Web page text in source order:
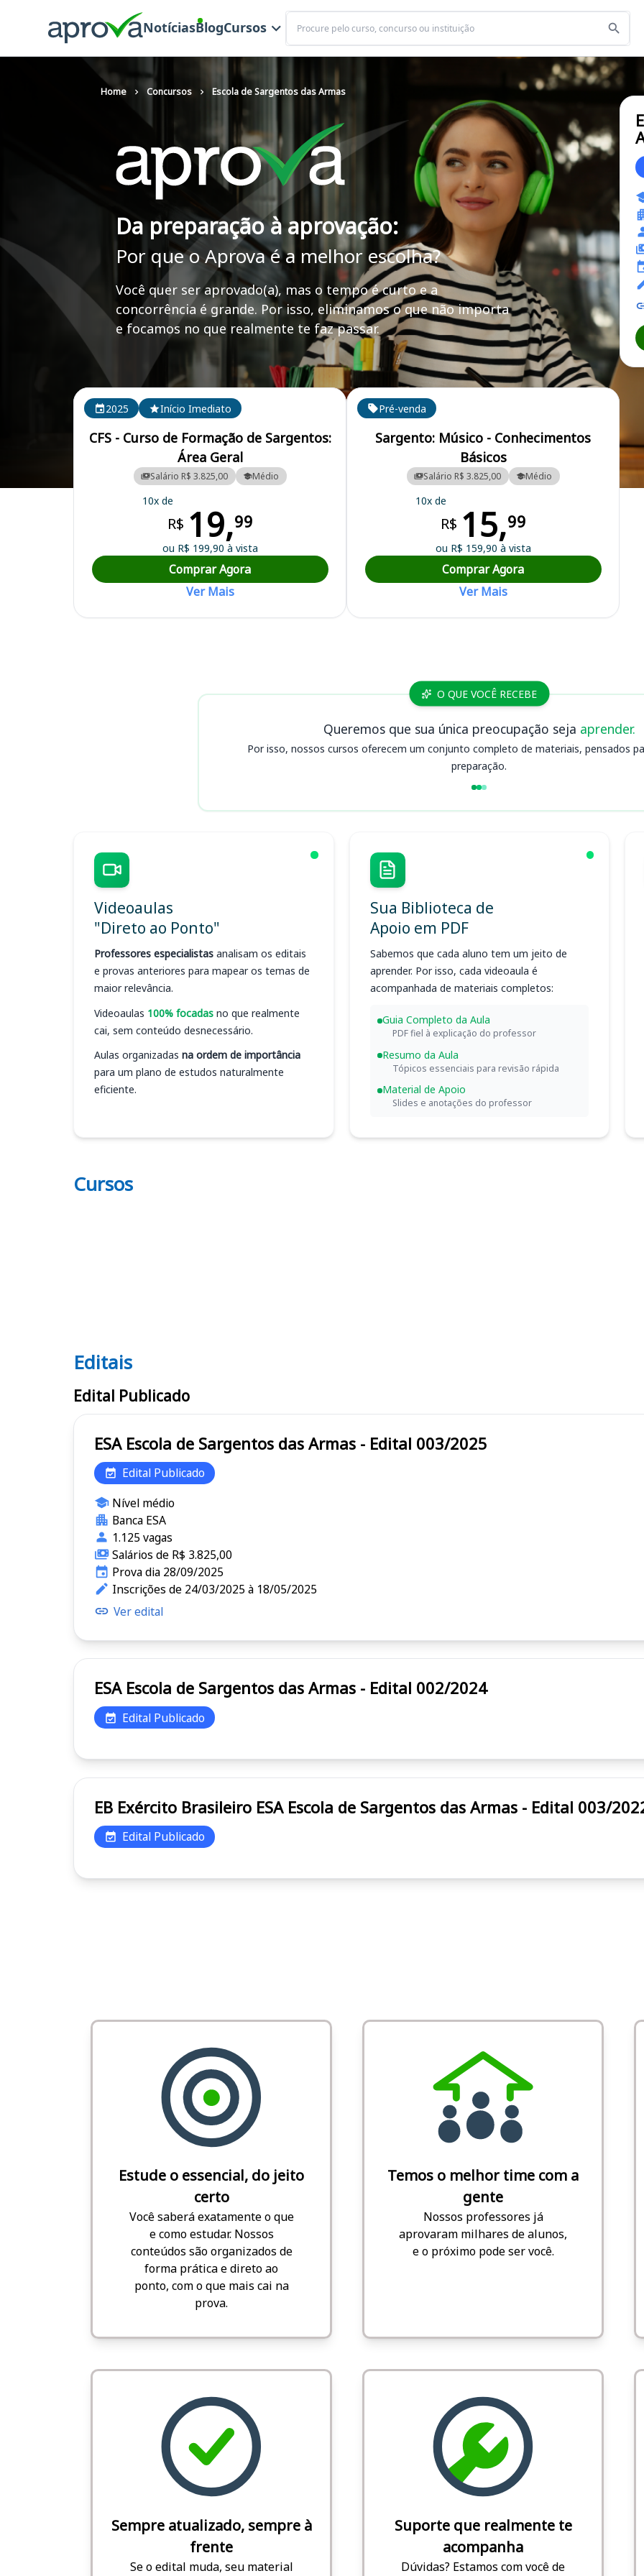
NotíciasBlogCursos
Buscar
Home Concursos Escola de Sargentos das Armas
Da preparação à aprovação:
Por que o Aprova é a melhor escolha?
Você quer ser aprovado(a), mas o tempo é curto e a
concorrência é grande. Por isso, eliminamos o que não importa
e focamos no que realmente te faz passar.
Curso Preparatório para o Concurso ESA - Escola de Sargentos das Armas
Cursos em destaque para passar no concurso ESA
2025
Início Imediato
CFS - Curso de Formação de Sargentos:
Área Geral
Salário R$ 3.825,00 Médio
10x de
R$ 19,99
ou R$ 199,90 à vista
Comprar Agora
Ver Mais
Pré-venda
Sargento: Músico - Conhecimentos
Básicos
Salário R$ 3.825,00 Médio
10x de
R$ 15,99
ou R$ 159,90 à vista
Comprar Agora
Ver Mais
O QUE VOCÊ RECEBE
Queremos que sua única preocupação seja aprender.
Por isso, nossos cursos oferecem um conjunto completo de materiais, pensados
preparação.
Videoaulas
"Direto ao Ponto"
Professores especialistas analisam os editais
e provas anteriores para mapear os temas de
maior relevância.
Videoaulas 100% focadas no que realmente
cai, sem conteúdo desnecessário.
Aulas organizadas na ordem de importância
para um plano de estudos naturalmente
eficiente.
Sua Biblioteca de
Apoio em PDF
Sabemos que cada aluno tem um jeito de
aprender. Por isso, cada videoaula é
acompanhada de materiais completos:
Guia Completo da Aula
PDF fiel à explicação do professor
Resumo da Aula
Tópicos essenciais para revisão rápida
Material de Apoio
Slides e anotações do professor
Cursos
Editais ESA
Editais
Edital Publicado
ESA Escola de Sargentos das Armas - Edital 003/2025
Edital Publicado
Nível médio
Banca ESA
1.125 vagas
Salários de R$ 3.825,00
Prova dia 28/09/2025
Inscrições de 24/03/2025 à 18/05/2025
Ver edital
ESA Escola de Sargentos das Armas - Edital 002/2024
Edital Publicado
EB Exército Brasileiro ESA Escola de Sargentos das Armas - Edital 003/
Edital Publicado
Estude o essencial, do jeito
certo
Você saberá exatamente o que
e como estudar. Nossos
conteúdos são organizados de
forma prática e direto ao
ponto, com o que mais cai na
prova.
Temos o melhor time com a
gente
Nossos professores já
aprovaram milhares de alunos,
e o próximo pode ser você.
Sempre atualizado, sempre à
frente
Se o edital muda, seu material
Suporte que realmente te
acompanha
Dúvidas? Estamos com você de